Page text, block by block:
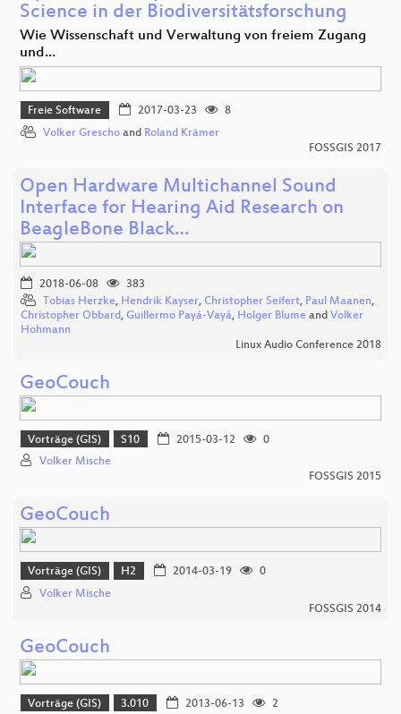
Science in der Biodiversitätsforschung
Wie Wissenschaft und Verwaltung von freiem Zugang
und…
Freie Software 2017-03-23
8
Volker Grescho and Roland Krämer
FOSSGIS 2017
Open Hardware Multichannel Sound
Interface for Hearing Aid Research on
BeagleBone Black…
2018-06-08
383
Tobias Herzke, Hendrik Kayser, Christopher Seifert, Paul Maanen,
Christopher Obbard, Guillermo Payá-Vayá, Holger Blume and Volker
Hohmann
Linux Audio Conference 2018
GeoCouch
Vorträge (GIS) S10 2015-03-12
0
Volker Mische
FOSSGIS 2015
GeoCouch
Vorträge (GIS) H2 2014-03-19
0
Volker Mische
FOSSGIS 2014
GeoCouch
Vorträge (GIS) 3.010 2013-06-13
2